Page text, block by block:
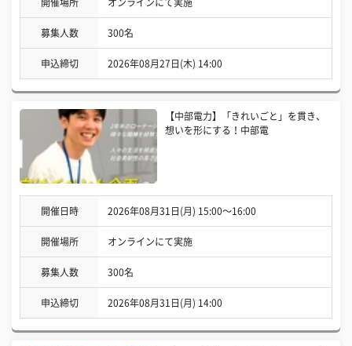
開催場所 オンラインにて実施
募集人数 300名
申込締切 2026年08月27日(木) 14:00
【中部電力】「きれいごと」を貫き、
想いを形にする！中部電
開催日時 2026年08月31日(月) 15:00〜16:00
開催場所 オンラインにて実施
募集人数 300名
申込締切 2026年08月31日(月) 14:00